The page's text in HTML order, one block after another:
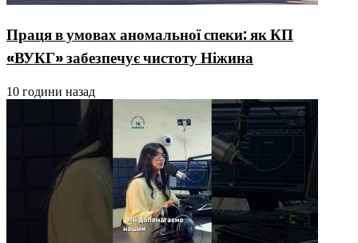
Праця в умовах аномальної спеки: як КП
«ВУКГ» забезпечує чистоту Ніжина
10 години назад